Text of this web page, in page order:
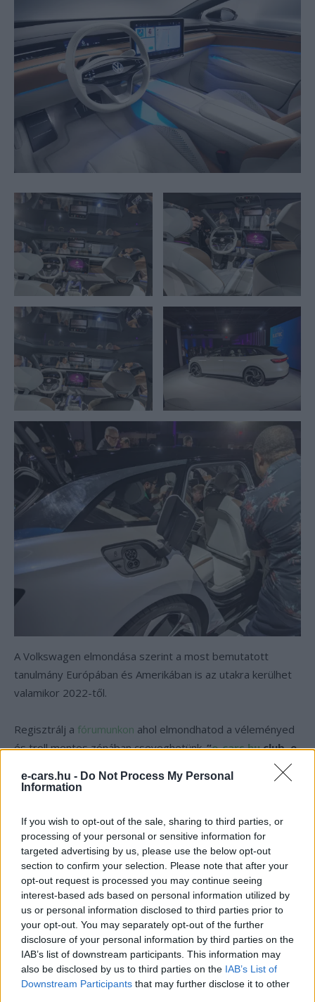
e-cars.hu - Do Not Process My Personal
Information
If you wish to opt-out of the sale, sharing to third parties, or
processing of your personal or sensitive information for
targeted advertising by us, please use the below opt-out
section to confirm your selection. Please note that after your
opt-out request is processed you may continue seeing
interest-based ads based on personal information utilized by
us or personal information disclosed to third parties prior to
your opt-out. You may separately opt-out of the further
disclosure of your personal information by third parties on the
IAB’s list of downstream participants. This information may
also be disclosed by us to third parties on the IAB’s List of
Downstream Participants that may further disclose it to other
A Volkswagen elmondása szerint a most bemutatott
tanulmány Európában és Amerikában is az utakra kerülhet
valamikor 2022-től.
Regisztrálj a fórumunkon ahol elmondhatod a véleményed
és troll mentes zónában cseveghetünk.“e-cars.huclub, e-
rajongóknak,
Kövesd az e-cars.hu-t a Facebookon is, további
tartalmakért!
CÍMKÉK Bemutató Elektromos autó
Los Angeles Auto Show
Volkswagen ID. Space Vizzion